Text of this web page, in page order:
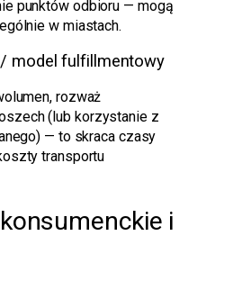
punktów odbioru — mogą
w miastach.
model fulfillmentowy
rozważ
(lub korzystanie z
— to skraca czasy
transportu
i